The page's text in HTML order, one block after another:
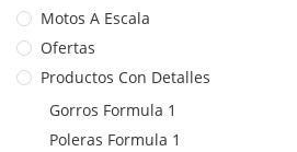
Motos A Escala
Ofertas
Productos Con Detalles
Gorros Formula 1
Poleras Formula 1